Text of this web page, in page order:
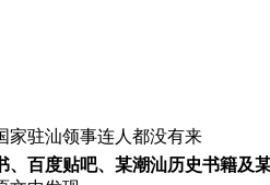
家驻汕领事连人都没有来
、百度贴吧、某潮汕历史书籍及